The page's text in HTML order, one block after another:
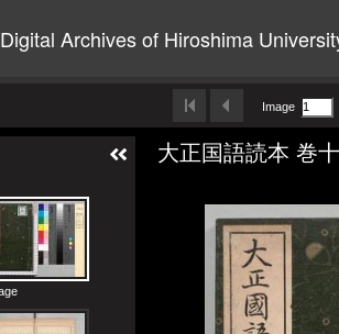
Digital Archives of Hiroshima